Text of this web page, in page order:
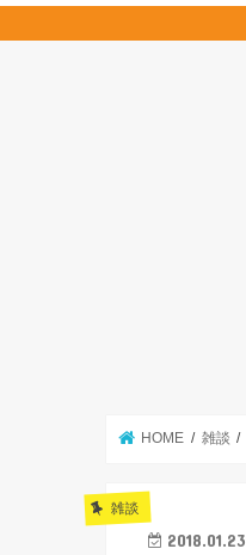
HOME 雑談
雑談
2018.01.23